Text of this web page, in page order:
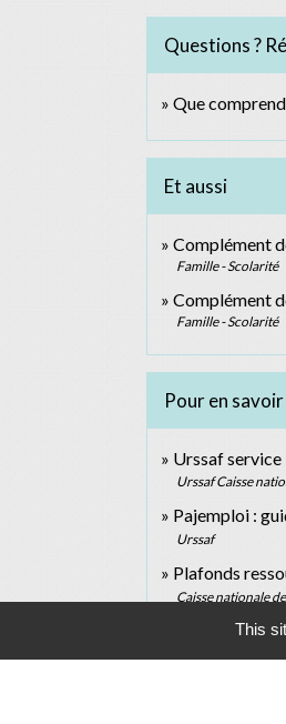
Questions ?
Que
Et aussi
Complément
Famille - Scolarité
Complément
Famille - Scolarité
Pour en savoir
Urssaf
Urssaf Caisse
Pajemploi :
Urssaf
Plafonds
Caisse nationale
This